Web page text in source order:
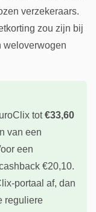
verzekeraars.
zou zijn bij
weloverwogen
tot€33,60
van een
een
€20,10.
portaal af, dan
reguliere